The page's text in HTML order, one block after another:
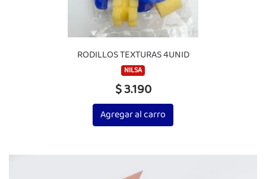
RODILLOS TEXTURAS 4UNID
NILSA
$ 3.190
Agregar al carro